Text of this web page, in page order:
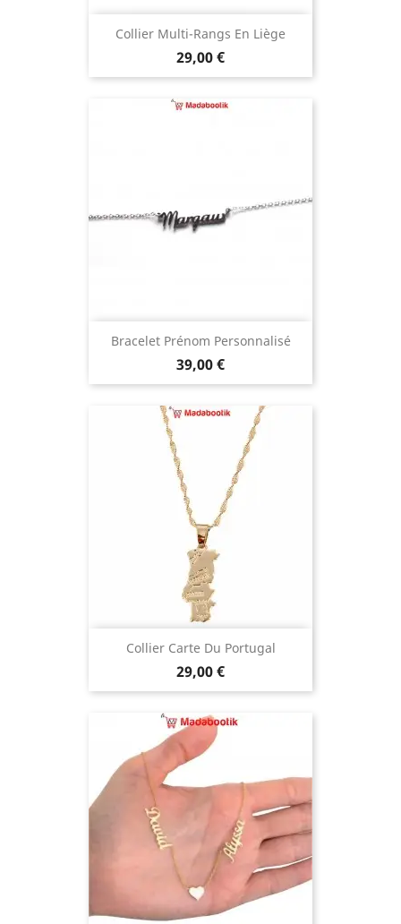
Collier Multi-Rangs En Liège
Prix
29,00 €
Bracelet Prénom Personnalisé
Prix
39,00 €
Collier Carte Du Portugal
Prix
29,00 €